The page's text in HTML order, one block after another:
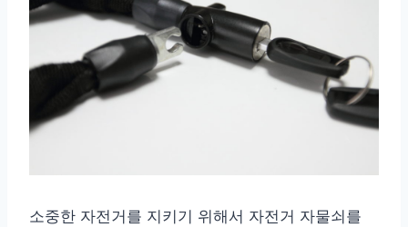
소중한 자전거를 지키기 위해서 자전거 자물쇠를